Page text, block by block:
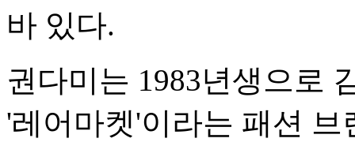
바 있다.
권다미는 1983년생으로
'레어마켓'이라는 패션